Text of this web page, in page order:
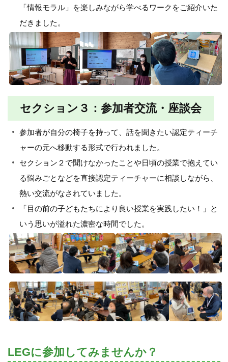
「情報モラル」を楽しみながら学べるワークをご紹介いた
だきました。
セクション３：参加者交流・座談会
参加者が自分の椅子を持って、話を聞きたい認定ティーチ
ャーの元へ移動する形式で行われました。
セクション２で聞けなかったことや日頃の授業で抱えてい
る悩みごとなどを直接認定ティーチャーに相談しながら、
熱い交流がなされていました。
「目の前の子どもたちにより良い授業を実践したい！」と
いう思いが溢れた濃密な時間でした。
LEGに参加してみませんか？